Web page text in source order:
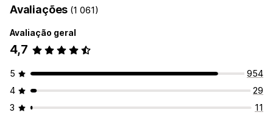
Avaliações (1 061)
Avaliação geral
4,7
5
954
4
29
3
11